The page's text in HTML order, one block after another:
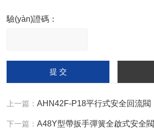
驗(yàn)證碼：
拉伯?dāng)?shù)字），
如：三加四=7
上一篇：AHN42F-P18平行式安全回流閥
下一篇：A48Y型帶扳手彈簧全啟式安全閥